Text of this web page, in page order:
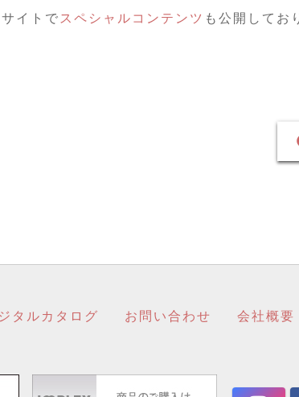
イトで スペシャルコンテンツ も公開してお
タルカタログ お問い合わせ 会社概要